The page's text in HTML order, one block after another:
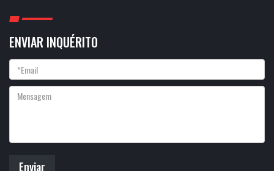
ENVIAR INQUÉRITO
Enviar